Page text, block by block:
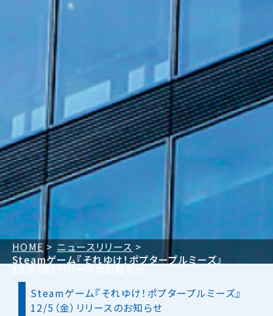
HOME
ニュースリリース
Steamゲーム『それゆけ！ポプタープルミーズ』
Steamゲーム『それゆけ！ポプタープルミーズ』
12/5（金）リリースのお知らせ